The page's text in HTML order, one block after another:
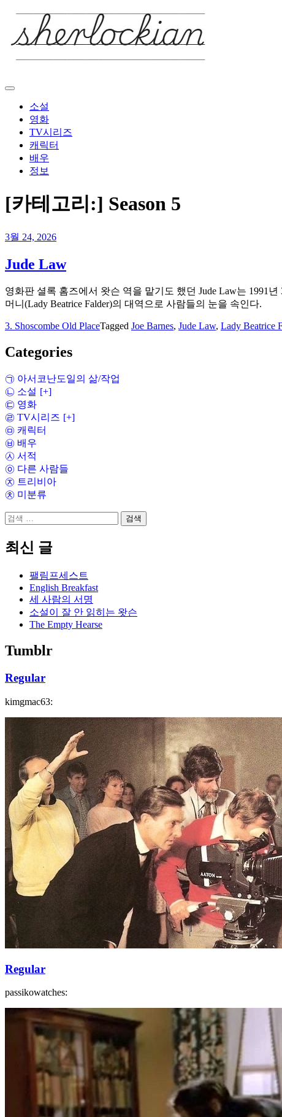
content
소설
영화
TV시리즈
캐릭터
배우
정보
[카테고리:] Season 5
3월 24, 2026
Jude Law
영화판 셜록 홈즈에서 왓슨 역을 맡기도 했던 Jude Law는 1991
머니(Lady Beatrice Falder)의 대역으로 사람들의 눈을 속인다.
3. Shoscombe Old PlaceTagged Joe Barnes, Jude Law, Lady Beatrice
Categories
㉠ 아서코난도일의 삶/작업
㉡ 소설 [+]
㉢ 영화
㉣ TV시리즈 [+]
㉤ 캐릭터
㉥ 배우
㉦ 서적
㉧ 다른 사람들
㉨ 트리비아
㉩ 미분류
검
최신 글
팰림프세스트
English Breakfast
세 사람의 서명
소설이 잘 안 읽히는 왓슨
The Empty Hearse
Tumblr
Regular
kimgmac63:
Regular
passikowatches: